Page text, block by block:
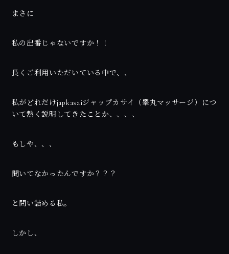
まさに
私の出番じゃないですか！！
長くご利用いただいている中で、、
私がどれだけjapkasaiジャップカサイ（睾丸マッサージ）につ
いて熱く説明してきたことか、、、、
もしや、、、
聞いてなかったんですか？？？
と問い詰める私。
しかし、